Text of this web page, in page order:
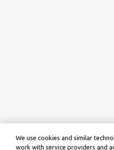
We use cookies and similar
work with service providers and